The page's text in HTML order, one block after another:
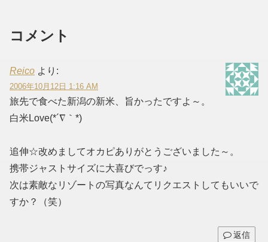
コメント
Reico より:
2006年10月12日 1:16 AM
旅先で食べた新潟の新米、旨かったですよ～。
白米Love(*´∇｀*)
追伸☆改めましてオカピありがとうございました～。
携帯ジャストサイズに大喜びでっす♪
次は素敵なリゾートの写真なんてリクエストしてもいいで
すか？（笑）
返信